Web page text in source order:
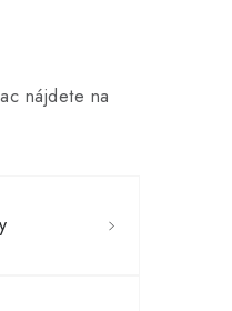
nájdete na